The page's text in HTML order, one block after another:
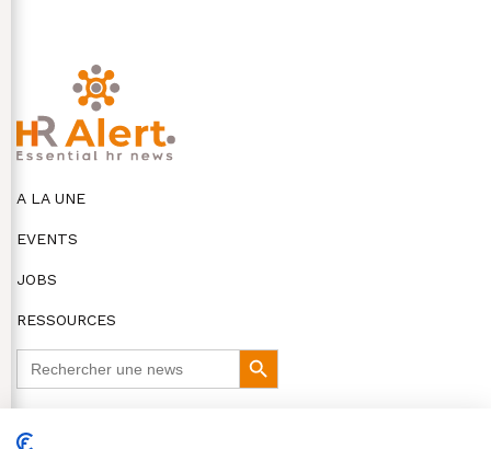
A LA UNE
EVENTS
JOBS
RESSOURCES
Search
Button
DISCLAIMER